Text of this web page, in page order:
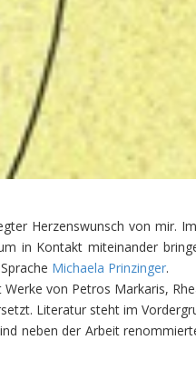
Herzenswunsch von mir.
in Kontakt miteinander
Michaela Prinzinger.
von Petros Markaris,
Literatur steht im
neben der Arbeit